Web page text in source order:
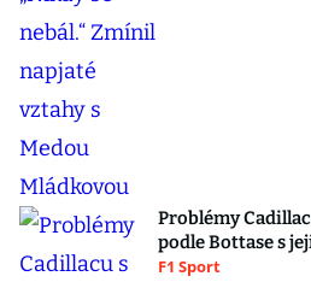
Problémy
podle Bottase s
F1 Sport